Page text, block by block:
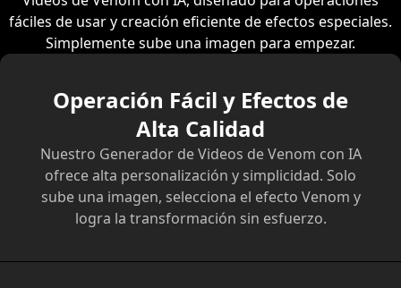
fáciles de usar y creación eficiente de efectos especiales.
Simplemente sube una imagen para empezar.
Operación Fácil y Efectos de
Alta Calidad
Nuestro Generador de Videos de Venom con IA
ofrece alta personalización y simplicidad. Solo
sube una imagen, selecciona el efecto Venom y
logra la transformación sin esfuerzo.